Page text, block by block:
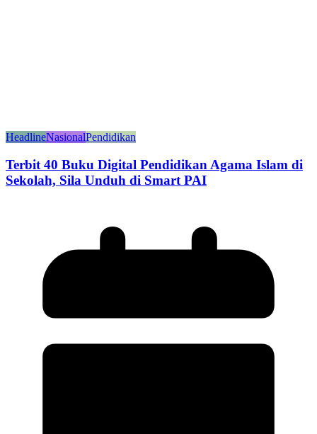
HeadlineNasionalPendidikan
Terbit 40 Buku Digital Pendidikan Agama Islam di
Sekolah, Sila Unduh di Smart PAI